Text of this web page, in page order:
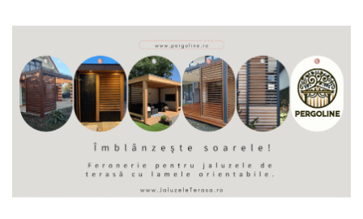
Grill & firepit
Panouri porti si garduri
Terasa cadru container
Glisiere / feronerii
Feroneriile PergoLino®
Glisiere din aluminiu
Glisiere compozit HDPE
Accesorii